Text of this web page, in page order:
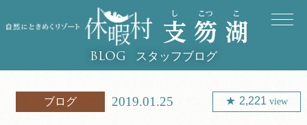
BLOG スタッフブログ
ブログ 2019.01.25 2,221view